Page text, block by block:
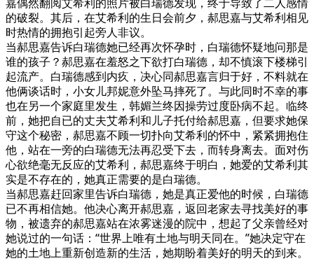
嘉偶然翻阅艾希利的照片被白瑞德发现，终于导致了二人感情
的破裂。其后，在艾希利的生日会前夕，郝思嘉与艾希利相见
时热情的拥抱引起旁人非议。
当郝思嘉告诉白瑞德她已经再次怀孕时，白瑞德怀疑地问那是
谁的孩子？郝思嘉在羞怒之下欲打白瑞德，却不慎滚下楼梯引
起流产。白瑞德感到内疚，决心同郝思嘉言归于好，不料就在
他俩谈话时，小女儿邦妮意外坠马摔死了。与此同时不幸的事
也在另一个家庭里发生，韩媚兰终因操劳过度卧病不起。临终
前，她把自已的丈夫艾希利和儿子托付给郝思嘉，但要求她保
守这个秘密，郝思嘉不顾一切扑向艾希利的怀中，紧紧拥抱住
他，站在一旁的白瑞德无法再忍受下去，而转身离去。面对伤
心欲绝毫无反应的艾希利，郝思嘉终于明白，她爱的艾希利其
实是不存在的，她真正需要的是白瑞德。
当郝思嘉赶回家里告诉白瑞德，她是真正爱他的时候，白瑞德
已不再相信她。他决心离开郝思嘉，返回老家去寻找美好的事
物，被遗弃的郝思嘉站在浓雾迷漫的院中，想起了父亲曾经对
她说过的一句话：“世界上唯有土地与明天同在。”她决定守在
她的土地上重新创造新的生活，她期盼着美好的明天的到来。